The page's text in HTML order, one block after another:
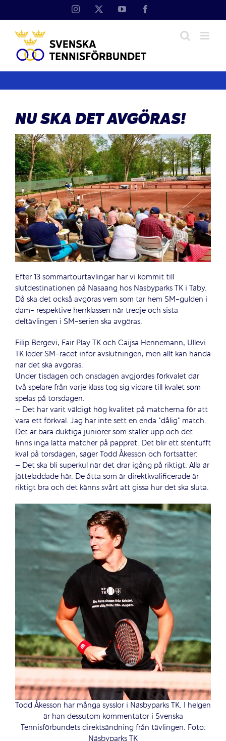
Instagram YouTube
NU SKA DET AVGÖRAS!
Efter 13 sommartourtävlingar har vi kommit till
slutdestinationen på Näsaäng hos Näsbyparks TK i Täby.
Då ska det också avgöras vem som tar hem SM-gulden i
dam- respektive herrklassen när tredje och sista
deltävlingen i SM-serien ska avgöras.
Filip Bergevi, Fair Play TK och Caijsa Hennemann, Ullevi
TK leder SM-racet inför avslutningen, men allt kan hända
när det ska avgöras.
Under tisdagen och onsdagen avgjordes förkvalet där
två spelare från varje klass tog sig vidare till kvalet som
spelas på torsdagen.
– Det har varit väldigt hög kvalitet på matcherna för att
vara ett förkval. Jag har inte sett en enda ”dålig” match.
Det är bara duktiga juniorer som ställer upp och det
finns inga lätta matcher på pappret. Det blir ett stentufft
kval på torsdagen, säger Todd Åkesson och fortsätter:
– Det ska bli superkul när det drar igång på riktigt. Alla är
jätteladdade här. De åtta som är direktkvalificerade är
riktigt bra och det känns svårt att gissa hur det ska sluta.
Todd Åkesson har många sysslor i Näsbyparks TK. I helgen
är han dessutom kommentator i Svenska
Tennisförbundets direktsändning från tävlingen. Foto:
Näsbyparks TK